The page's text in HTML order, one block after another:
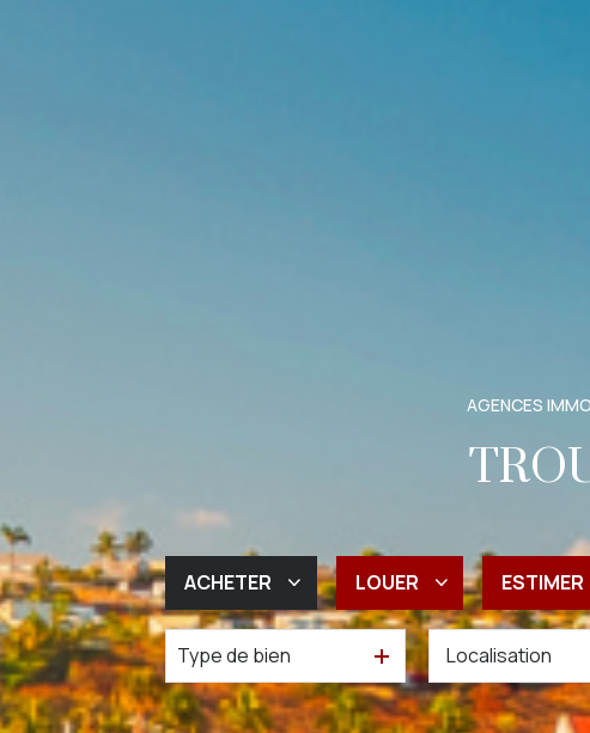
AGENCES
ACHETER
De l'ancien
De l'immo pro
LOUER
à l'année
De l'immo pro
ESTIMER
Type de bien